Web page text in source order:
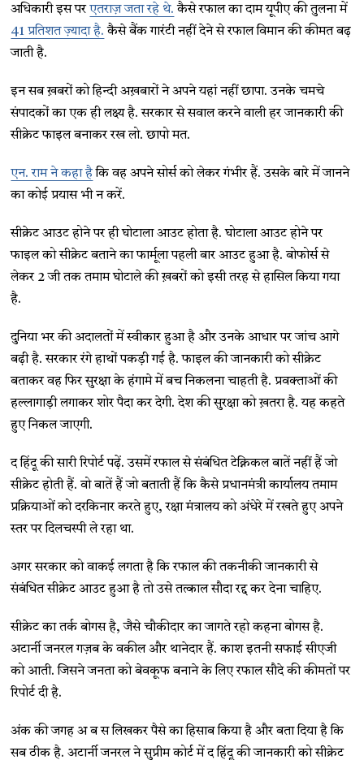
अधिकारी इस परएतराज़ जता रहे थे. कैसे रफाल का दाम यूपीए की तुलना में
41 प्रतिशत ज़्यादा है. कैसे बैंक गारंटी नहीं देने से रफाल विमान की कीमत बढ़
जाती है.
इन सब ख़बरों को हिन्दी अख़बारों ने अपने यहां नहीं छापा. उनके चमचे
संपादकों का एक ही लक्ष्य है. सरकार से सवाल करने वाली हर जानकारी की
सीक्रेट फाइल बनाकर रख लो. छापो मत.
एन. राम ने कहा हैकि वह अपने सोर्स को लेकर गंभीर हैं. उसके बारे में जानने
का कोई प्रयास भी न करें.
सीक्रेट आउट होने पर ही घोटाला आउट होता है. घोटाला आउट होने पर
फाइल को सीक्रेट बताने का फार्मूला पहली बार आउट हुआ है. बोफोर्स से
लेकर 2 जी तक तमाम घोटाले की ख़बरों को इसी तरह से हासिल किया गया
है.
दुनिया भर की अदालतों में स्वीकार हुआ है और उनके आधार पर जांच आगे
बढ़ी है. सरकार रंगे हाथों पकड़ी गई है. फाइल की जानकारी को सीक्रेट
बताकर वह फिर सुरक्षा के हंगामे में बच निकलना चाहती है. प्रवक्ताओं की
हल्लागाड़ी लगाकर शोर पैदा कर देगी. देश की सुरक्षा को ख़तरा है. यह कहते
हुए निकल जाएगी.
द हिंदू की सारी रिपोर्ट पढ़ें. उसमें रफाल से संबंधित टेक्निकल बातें नहीं हैं जो
सीक्रेट होती हैं. वो बातें हैं जो बताती हैं कि कैसे प्रधानमंत्री कार्यालय तमाम
प्रक्रियाओं को दरकिनार करते हुए, रक्षा मंत्रालय को अंधेरे में रखते हुए अपने
स्तर पर दिलचस्पी ले रहा था.
अगर सरकार को वाकई लगता है कि रफाल की तकनीकी जानकारी से
संबंधित सीक्रेट आउट हुआ है तो उसे तत्काल सौदा रद्द कर देना चाहिए.
सीक्रेट का तर्क बोगस है, जैसे चौकीदार का जागते रहो कहना बोगस है.
अटार्नी जनरल गज़ब के वकील और थानेदार हैं. काश इतनी सफाई सीएजी
को आती. जिसने जनता को बेवकूफ बनाने के लिए रफाल सौदे की कीमतों पर
रिपोर्ट दी है.
अंक की जगह अ ब स लिखकर पैसे का हिसाब किया है और बता दिया है कि
सब ठीक है. अटार्नी जनरल ने सुप्रीम कोर्ट में द हिंदू की जानकारी को सीक्रेट